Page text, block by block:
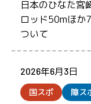
日本のひなた
ロッド50mほか
ついて
2026年6月3日
国スポ
障ス